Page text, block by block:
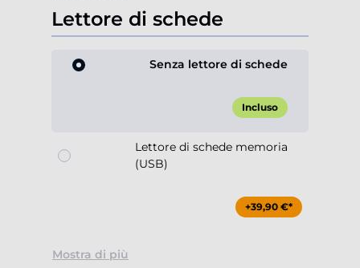
Lettore di schede
Senza lettore di schede
Incluso
Lettore di schede memoria
(USB)
+39,90 €*
Mostra di più